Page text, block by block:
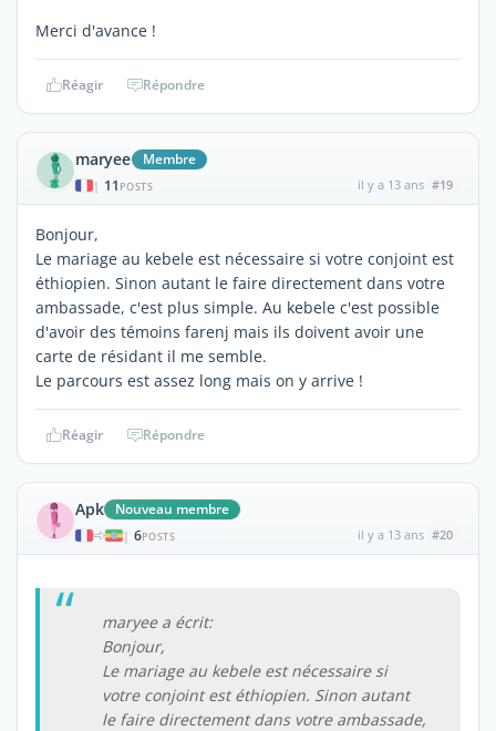
Merci d'avance !
Réagir Répondre
maryee Membre
| 11 POSTS il y a 13 ans #19
Bonjour,
Le mariage au kebele est nécessaire si votre conjoint est
éthiopien. Sinon autant le faire directement dans votre
ambassade, c'est plus simple. Au kebele c'est possible
d'avoir des témoins farenj mais ils doivent avoir une
carte de résidant il me semble.
Le parcours est assez long mais on y arrive !
Réagir Répondre
Apk Nouveau membre
| 6POSTS il y a 13 ans #20
maryee a écrit:
Bonjour,
Le mariage au kebele est nécessaire si
votre conjoint est éthiopien. Sinon autant
le faire directement dans votre ambassade,